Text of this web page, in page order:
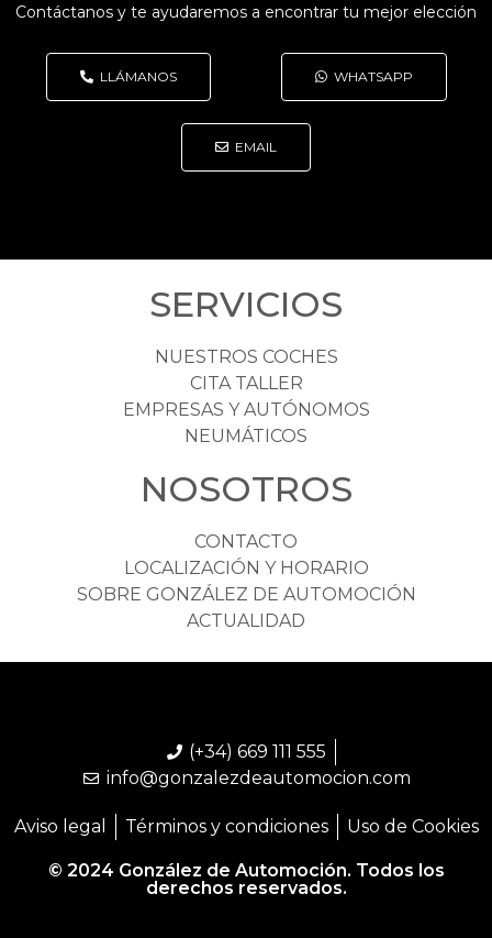
Contáctanos y te ayudaremos a encontrar tu mejor elección
LLÁMANOS WHATSAPP
EMAIL
SERVICIOS
NUESTROS COCHES
CITA TALLER
EMPRESAS Y AUTÓNOMOS
NEUMÁTICOS
NOSOTROS
CONTACTO
LOCALIZACIÓN Y HORARIO
SOBRE GONZÁLEZ DE AUTOMOCIÓN
ACTUALIDAD
(+34) 669 111 555
info@gonzalezdeautomocion.com
Aviso legal Términos y condiciones Uso de Cookies
© 2024 González de Automoción. Todos los
derechos reservados.